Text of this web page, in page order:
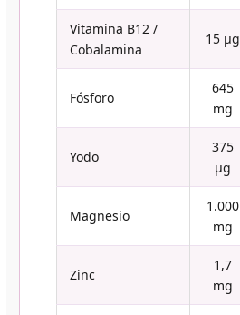
Vitamina B12 /
Cobalamina
15 µg
Fósforo
645
mg
Yodo
375
µg
Magnesio
1.000
mg
Zinc
1,7
mg